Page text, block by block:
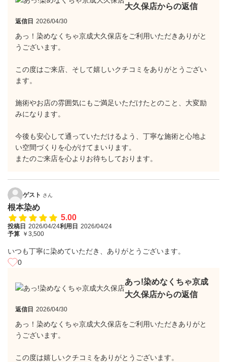
大久保店からの返信
返信日 2026/04/30
あっ！染めなくちゃ京成大久保店をご利用いただきありがと
うございます。
この度はご来店、そして嬉しいクチコミをありがとうござい
ます。
施術やお店の雰囲気にもご満足いただけたとのこと、大変励
みになります。
今後も安心して通っていただけるよう、丁寧な施術と心地よ
い空間づくりを心がけてまいります。
またのご来店を心よりお待ちしております。
ゲスト さん
根本染め
5.00
投稿日 2026/04/24利用日 2026/04/24
予算 ￥3,500
いつも丁寧に染めていただき、ありがとうございます。
0
あっ!染めなくちゃ京成
大久保店からの返信
返信日 2026/04/30
あっ！染めなくちゃ京成大久保店をご利用いただきありがと
うございます。
この度は嬉しいクチコミをありがとうございます。